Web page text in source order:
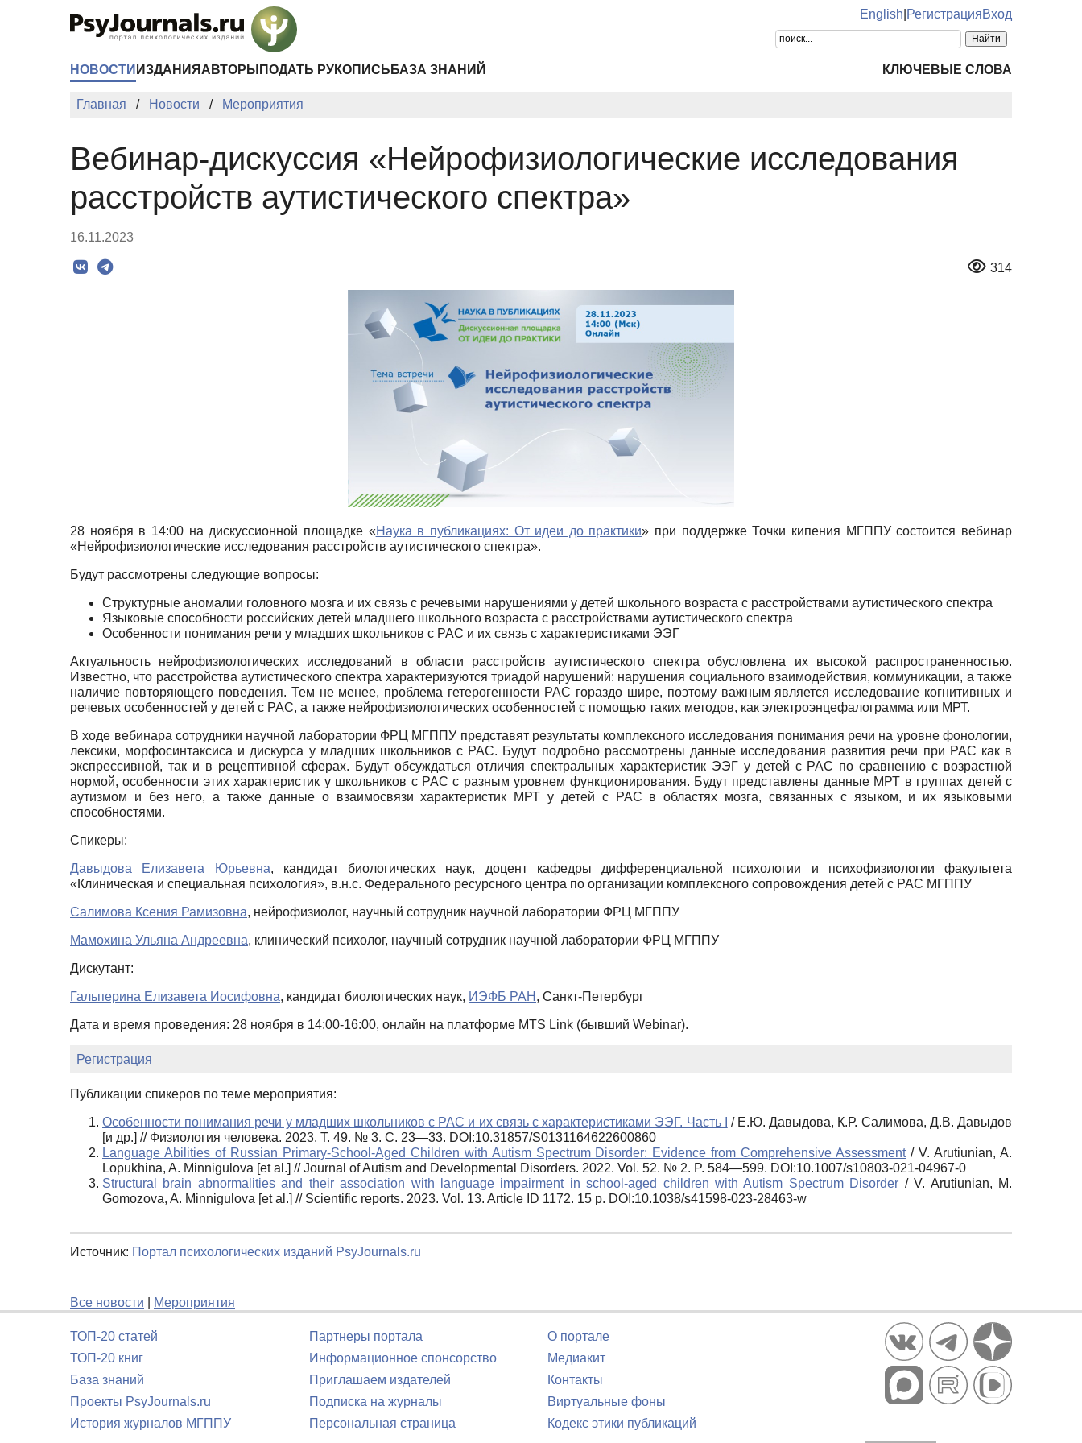
English РегистрацияВход
НОВОСТИ ИЗДАНИЯ АВТОРЫ ПОДАТЬ РУКОПИСЬ БАЗА ЗНАНИЙ КЛЮЧЕВЫЕ СЛОВА
Главная Новости Мероприятия
Вебинар-дискуссия «Нейрофизиологические исследования
расстройств аутистического спектра»
16.11.2023
314
28 ноября в 14:00 на дискуссионной площадке «Наука в публикациях: От идеи до практики» при поддержке Точки кипения МГППУ состоится вебинар
«Нейрофизиологические исследования расстройств аутистического спектра».
Будут рассмотрены следующие вопросы:
Структурные аномалии головного мозга и их связь с речевыми нарушениями у детей школьного возраста с расстройствами аутистического спектра
Языковые способности российских детей младшего школьного возраста с расстройствами аутистического спектра
Особенности понимания речи у младших школьников с РАС и их связь с характеристиками ЭЭГ
Актуальность нейрофизиологических исследований в области расстройств аутистического спектра обусловлена их высокой распространенностью.
Известно, что расстройства аутистического спектра характеризуются триадой нарушений: нарушения социального взаимодействия, коммуникации, а также
наличие повторяющего поведения. Тем не менее, проблема гетерогенности РАС гораздо шире, поэтому важным является исследование когнитивных и
речевых особенностей у детей с РАС, а также нейрофизиологических особенностей с помощью таких методов, как электроэнцефалограмма или МРТ.
В ходе вебинара сотрудники научной лаборатории ФРЦ МГППУ представят результаты комплексного исследования понимания речи на уровне фонологии,
лексики, морфосинтаксиса и дискурса у младших школьников с РАС. Будут подробно рассмотрены данные исследования развития речи при РАС как в
экспрессивной, так и в рецептивной сферах. Будут обсуждаться отличия спектральных характеристик ЭЭГ у детей с РАС по сравнению с возрастной
нормой, особенности этих характеристик у школьников с РАС с разным уровнем функционирования. Будут представлены данные МРТ в группах детей с
аутизмом и без него, а также данные о взаимосвязи характеристик МРТ у детей с РАС в областях мозга, связанных с языком, и их языковыми
способностями.
Спикеры:
Давыдова Елизавета Юрьевна, кандидат биологических наук, доцент кафедры дифференциальной психологии и психофизиологии факультета
«Клиническая и специальная психология», в.н.с. Федерального ресурсного центра по организации комплексного сопровождения детей с РАС МГППУ
Салимова Ксения Рамизовна, нейрофизиолог, научный сотрудник научной лаборатории ФРЦ МГППУ
Мамохина Ульяна Андреевна, клинический психолог, научный сотрудник научной лаборатории ФРЦ МГППУ
Дискутант:
Гальперина Елизавета Иосифовна, кандидат биологических наук, ИЭФБ РАН , Санкт-Петербург
Дата и время проведения: 28 ноября в 14:00-16:00, онлайн на платформе MTS Link (бывший Webinar).
Регистрация
Публикации спикеров по теме мероприятия:
Особенности понимания речи у младших школьников с РАС и их связь с характеристиками ЭЭГ. Часть I
/ Е.Ю. Давыдова, К.Р. Салимова, Д.В. Давыдов
[и др.] // Физиология человека. 2023. Т. 49. № 3. С. 23—33. DOI:10.31857/S0131164622600860
Language Abilities of Russian Primary-School-Aged Children with Autism Spectrum Disorder: Evidence from Comprehensive Assessment/ V. Arutiunian, A.
Lopukhina, A. Minnigulova [et al.] // Journal of Autism and Developmental Disorders. 2022. Vol. 52. № 2. P. 584—599. DOI:10.1007/s10803-021-04967-0
Structural brain abnormalities and their association with language impairment in school-aged children with Autism Spectrum Disorder / V. Arutiunian, M.
Gomozova, A. Minnigulova [et al.] // Scientific reports. 2023. Vol. 13. Article ID 1172. 15 p. DOI:10.1038/s41598-023-28463-w
Источник: Портал психологических изданий PsyJournals.ru
Все новости Мероприятия
ТОП-20 статей
ТОП-20 книг
База знаний
Проекты PsyJournals.ru
История журналов МГППУ
Партнеры портала
Информационное спонсорство
Приглашаем издателей
Подписка на журналы
Персональная страница
О портале
Медиакит
Контакты
Виртуальные фоны
Кодекс этики публикаций